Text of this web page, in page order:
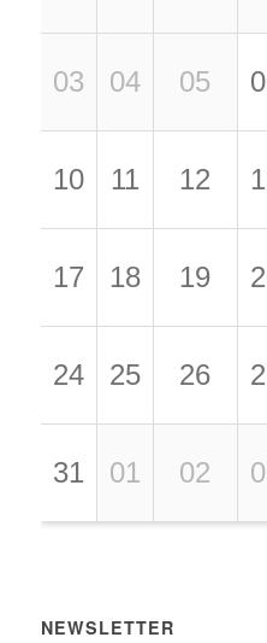
03 04 05
10 11 12
17 18 19
24 25 26
31 01 02
NEWSLETTER